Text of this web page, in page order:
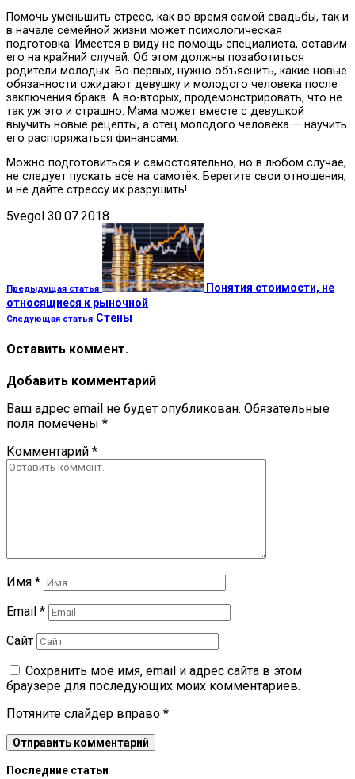
Помочь уменьшить стресс, как во время самой свадьбы, так и
в начале семейной жизни может психологическая
подготовка. Имеется в виду не помощь специалиста, оставим
его на крайний случай. Об этом должны позаботиться
родители молодых. Во-первых, нужно объяснить, какие новые
обязанности ожидают девушку и молодого человека после
заключения брака. А во-вторых, продемонстрировать, что не
так уж это и страшно. Мама может вместе с девушкой
выучить новые рецепты, а отец молодого человека — научить
его распоряжаться финансами.
Можно подготовиться и самостоятельно, но в любом случае,
не следует пускать всё на самотёк. Берегите свои отношения,
и не дайте стрессу их разрушить!
5vegol 30.07.2018
Предыдущая статья
Понятия стоимости, не
относящиеся к рыночной
Следующая статья Стены
Оставить коммент.
Добавить комментарий
Ваш адрес email не будет опубликован. Обязательные
поля помечены *
Комментарий *
Имя *
Email *
Сайт
Сохранить моё имя, email и адрес сайта в этом
браузере для последующих моих комментариев.
Потяните слайдер вправо *
Последние статьи